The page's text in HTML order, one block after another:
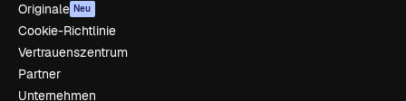
Originale Neu
Cookie-Richtlinie
Vertrauenszentrum
Partner
Unternehmen